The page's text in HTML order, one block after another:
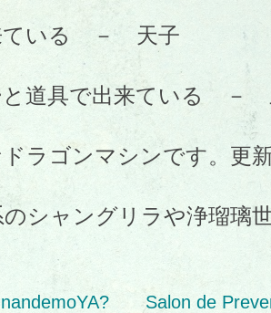
ている － 天子
と道具で出来ている －
ラゴンマシンです。更
シャングリラや浄瑠璃
nandemoYA? Salon de